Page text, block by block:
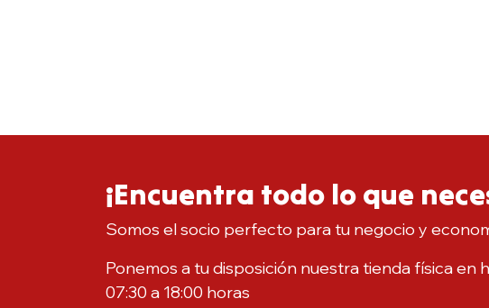
¡Encuentra todo lo que
Somos el socio perfecto para tu negocio y
Ponemos a tu disposición nuestra tienda física en
07:30 a 18:00 horas